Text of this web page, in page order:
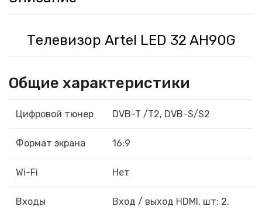
Телевизор Artel LED 32 AH90G
Общие характеристики
Цифровой тюнер DVB-T /Т2, DVB-S/S2
Формат экрана 16:9
Wi-Fi Нет
Входы
Вход / выход HDMI, шт: 2,